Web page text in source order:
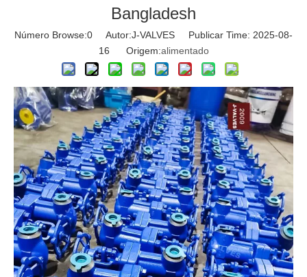
Bangladesh
Número Browse:0 Autor:J-VALVES Publicar Time: 2025-08-
16 Origem:alimentado